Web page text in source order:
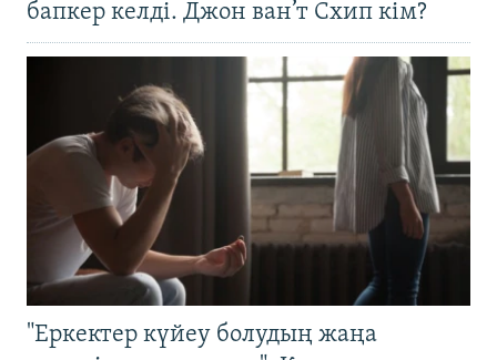
бапкер келді. Джон ван’т Схип кім?
"Еркектер күйеу болудың жаңа